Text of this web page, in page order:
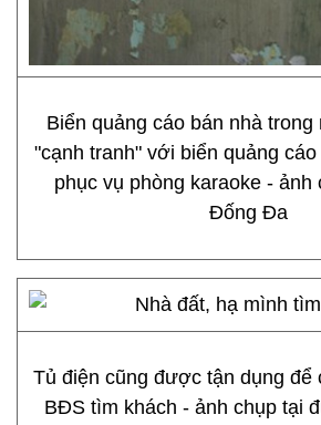
Biển quảng cáo bán nhà trong
"cạnh tranh" với biển quảng
phục vụ phòng karaoke - ảnh
Đống Đa
Tủ điện cũng được tận dụng để
BĐS tìm khách - ảnh chụp tại